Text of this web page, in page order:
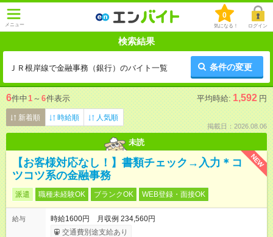
メニュー
0
気になる！ ログイン
検索結果
ＪＲ根岸線で金融事務（銀行）のバイト一覧 条件の変更
6件中1 ～ 6件表示 平均時給: 1,592 円
新着順 時給順 人気順
掲載日：2026.08.06
未読
NEW
【お客様対応なし！】書類チェック→入力＊コ
ツコツ系の金融事務
派遣 職種未経験OK ブランクOK WEB登録・面接OK
給与
時給1600円 月収例 234,560円
交通費別途支給あり